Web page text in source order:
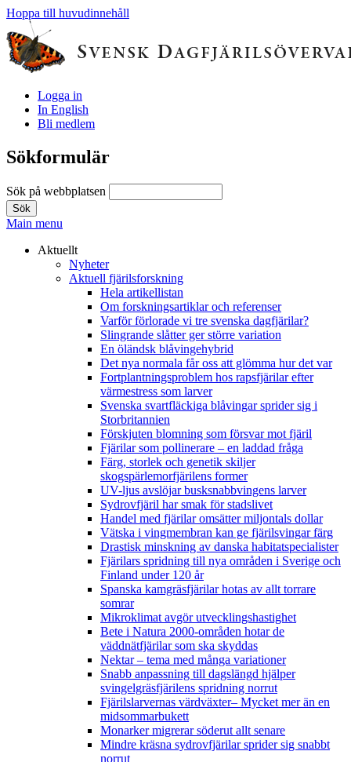
Hoppa till huvudinnehåll
Logga in
In English
Bli medlem
Sökformulär
Sök på webbplatsen
Main menu
Aktuellt
Nyheter
Aktuell fjärilsforskning
Hela artikellistan
Om forskningsartiklar och referenser
Varför förlorade vi tre svenska dagfjärilar?
Slingrande slåtter ger större variation
En öländsk blåvingehybrid
Det nya normala får oss att glömma hur det var
Fortplantningsproblem hos rapsfjärilar efter
värmestress som larver
Svenska svartfläckiga blåvingar sprider sig i
Storbritannien
Förskjuten blomning som försvar mot fjäril
Fjärilar som pollinerare – en laddad fråga
Färg, storlek och genetik skiljer
skogspärlemorfjärilens former
UV-ljus avslöjar busksnabbvingens larver
Sydrovfjäril har smak för stadslivet
Handel med fjärilar omsätter miljontals dollar
Vätska i vingmembran kan ge fjärilsvingar färg
Drastisk minskning av danska habitatspecialister
Fjärilars spridning till nya områden i Sverige och
Finland under 120 år
Spanska kamgräsfjärilar hotas av allt torrare
somrar
Mikroklimat avgör utvecklingshastighet
Bete i Natura 2000-områden hotar de
väddnätfjärilar som ska skyddas
Nektar – tema med många variationer
Snabb anpassning till dagslängd hjälper
svingelgräsfjärilens spridning norrut
Fjärilslarvernas värdväxter– Mycket mer än en
midsommarbukett
Monarker migrerar söderut allt senare
Mindre kräsna sydrovfjärilar sprider sig snabbt
norrut